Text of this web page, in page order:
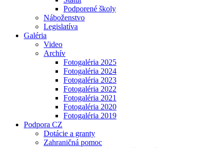
Podporené školy
Náboženstvo
Legislatíva
Galéria
Video
Archív
Fotogaléria 2025
Fotogaléria 2024
Fotogaléria 2023
Fotogaléria 2022
Fotogaléria 2021
Fotogaléria 2020
Fotogaléria 2019
Podpora CZ
Dotácie a granty
Zahraničná pomoc